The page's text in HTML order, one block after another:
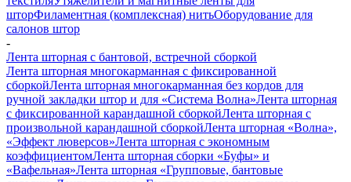
шторФиламентная (комплексная) нитьОборудование для
салонов штор
-
Лента шторная с бантовой, встречной сборкой
Лента шторная многокарманная с фиксированной
сборкойЛента шторная многокарманная без кордов для
ручной закладки штор и для «Система Волна»Лента шторная
с фиксированной карандашной сборкойЛента шторная с
произвольной карандашной сборкойЛента шторная «Волна»,
«Эффект люверсов»Лента шторная с экономным
коэффициентомЛента шторная сборки «Буфы» и
«Вафельная»Лента шторная «Групповые, бантовые